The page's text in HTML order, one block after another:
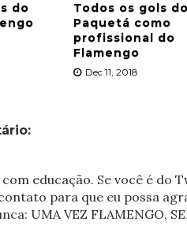
do
Todos os gols do
Paquetá como
profissional do
Flamengo
Dec 11, 2018
educação. Se você é do
para que eu possa
UMA VEZ FLAMENGO,